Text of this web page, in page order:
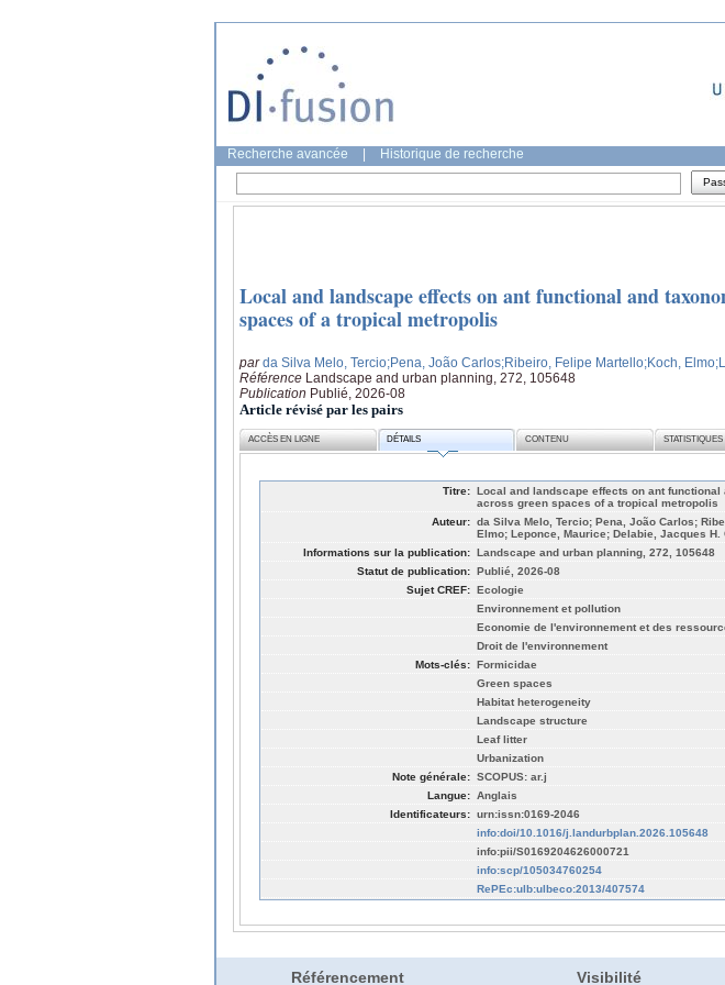
Recherche avancée Historique de recherche
Local and landscape effects on ant functional and
spaces of a tropical metropolis
parda Silva Melo, Tercio;Pena, João Carlos;Ribeiro, Felipe Martello;Koch, Elmo
Référence Landscape and urban planning, 272, 105648
Publication Publié, 2026-08
Article révisé par les pairs
ACCÈS EN LIGNE DÉTAILS CONTENU STATISTIQUES
Titre: Local and landscape effects on ant
across green spaces of a tropical metropolis
Auteur: da Silva Melo, Tercio; Pena, João Carlos;
Elmo; Leponce, Maurice; Delabie, Jacques H.
Informations sur la publication: Landscape and urban planning, 272, 105648
Statut de publication: Publié, 2026-08
Sujet CREF: Ecologie
Environnement et pollution
Economie de l'environnement et des
Droit de l'environnement
Mots-clés: Formicidae
Green spaces
Habitat heterogeneity
Landscape structure
Leaf litter
Urbanization
Note générale: SCOPUS: ar.j
Langue: Anglais
Identificateurs: urn:issn:0169-2046
info:doi/10.1016/j.landurbplan.2026.105648
info:pii/S0169204626000721
info:scp/105034760254
RePEc:ulb:ulbeco:2013/407574
Référencement Visibilité